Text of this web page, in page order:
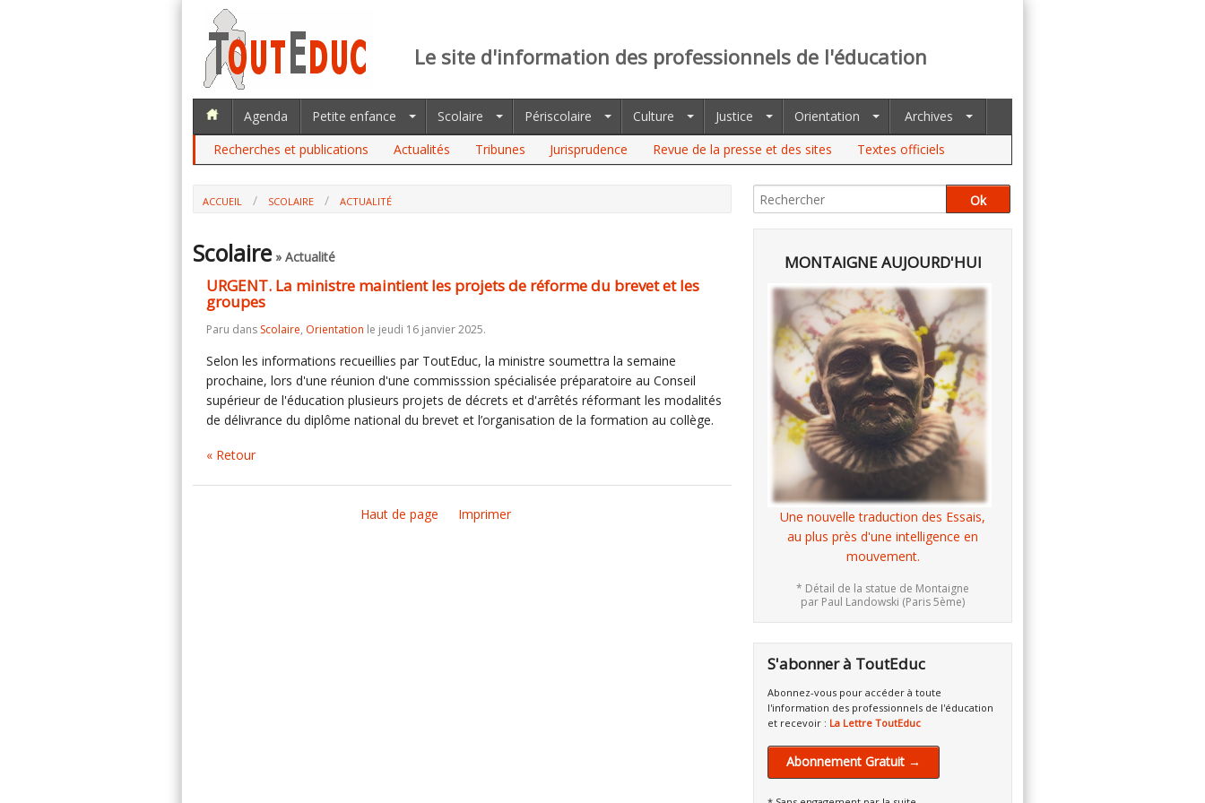
Le site d'information des professionnels de l'éducation
Agenda Petite enfance Scolaire Périscolaire Culture Justice Orientation
Archives
Recherches et publications
Actualités Tribunes Jurisprudence Revue de la presse et des sites Textes officiels
ACCUEIL SCOLAIRE
ACTUALITÉ
Scolaire» Actualité
URGENT. La ministre maintient les projets de réforme du brevet et les
groupes
Paru dans Scolaire, Orientation le jeudi 16 janvier 2025.
Selon les informations recueillies par ToutEduc, la ministre soumettra la semaine
prochaine, lors d'une réunion d'une commisssion spécialisée préparatoire au Conseil
supérieur de l'éducation plusieurs projets de décrets et d'arrêtés réformant les modalités
de délivrance du diplôme national du brevet et l’organisation de la formation au collège.
« Retour
Haut de page Imprimer
MONTAIGNE AUJOURD'HUI
Une nouvelle traduction des Essais,
au plus près d'une intelligence en
mouvement.
* Détail de la statue de Montaigne
par Paul Landowski (Paris 5ème)
S'abonner à ToutEduc
Abonnez-vous pour accéder à toute
l'information des professionnels de l'éducation
et recevoir : La Lettre ToutEduc
Abonnement Gratuit →